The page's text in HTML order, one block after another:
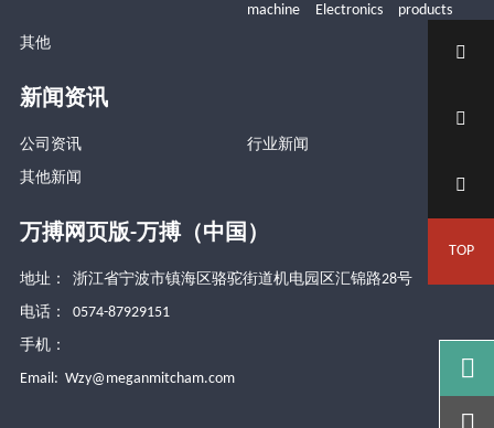
machine Electronics products
其他
新闻资讯
公司资讯
行业新闻
其他新闻
万搏网页版-万搏（中国）
地址： 浙江省宁波市镇海区骆驼街道机电园区汇锦路28号
电话： 0574-87929151
手机：
Email: Wzy@meganmitcham.com




TOP